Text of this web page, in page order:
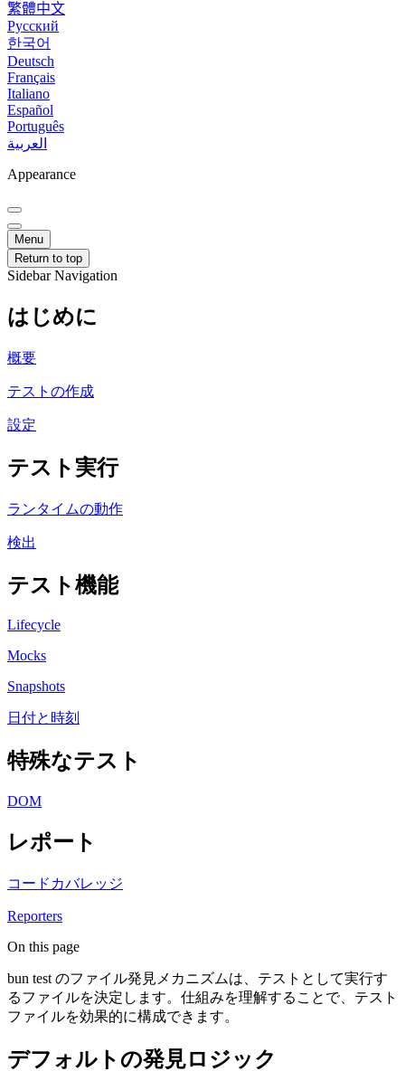
繁體中文
Русский
한국어
Deutsch
Français
Italiano
Español
Português
العربية
Appearance
Menu
Return to top
Sidebar Navigation
はじめに
概要
テストの作成
設定
テスト実行
ランタイムの動作
検出
テスト機能
Lifecycle
Mocks
Snapshots
日付と時刻
特殊なテスト
DOM
レポート
コードカバレッジ
Reporters
On this page
bun test のファイル発見メカニズムは、テストとして実行す
るファイルを決定します。仕組みを理解することで、テスト
ファイルを効果的に構成できます。
デフォルトの発見ロジック